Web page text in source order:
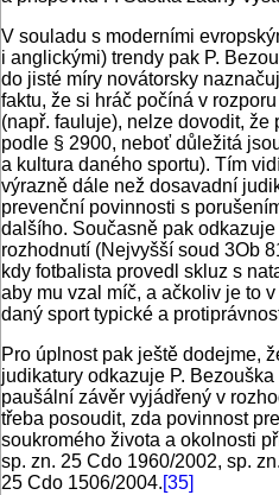
V souladu s moderními
i anglickými) trendy pak P.
do jisté míry novátorsky
faktu, že si hráč počíná v
(např. fauluje), nelze dovodit,
podle § 2900, neboť důležitá
a kultura daného sportu). Tím
výrazně dále než dosavadní
prevenční povinnosti s
dalšího. Současně pak
rozhodnutí (Nejvyšší soud 3Ob
kdy fotbalista provedl skluz s
aby mu vzal míč, a ačkoliv je to
daný sport typické a
Pro úplnost pak ještě dodejme,
judikatury odkazuje P.
paušální závěr vyjádřený v
třeba posoudit, zda povinnost
soukromého života a okolnosti
sp. zn. 25 Cdo 1960/2002, sp.
25 Cdo 1506/2004.[35]